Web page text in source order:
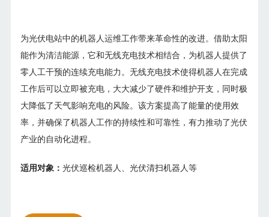
为光伏电站中的机器人运维工作带来革命性的改进。借助太阳
能作为清洁能源，它和无线充电技术相结合，为机器人提供了
零人工干预的连续充电能力。无线充电技术使得机器人在完成
工作后可以立即被充电，大大减少了硬件和维护开支，同时极
大降低了天气影响充电的风险。该方案提高了能量的使用效
率，并确保了机器人工作的持续性和可靠性，有力推动了光伏
产业的自动化进程。
适用对象：光伏巡检机器人、光伏清扫机器人等